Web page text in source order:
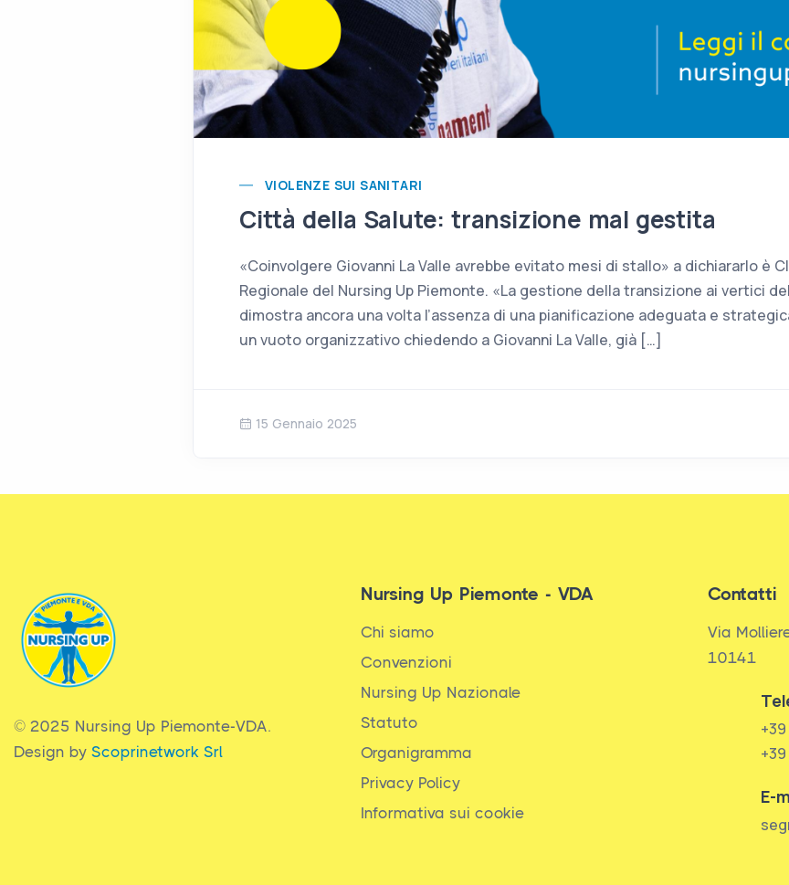
VIOLENZE SUI SANITARI
Città della Salute: transizione mal gestita
«Coinvolgere Giovanni La Valle avrebbe evitato mesi di stallo» a dichiararlo è
Regionale del Nursing Up Piemonte. «La gestione della transizione ai vertici
dimostra ancora una volta l’assenza di una pianificazione adeguata e
un vuoto organizzativo chiedendo a Giovanni La Valle, già […]
15 Gennaio 2025
© 2025 Nursing Up Piemonte-VDA.
Design by Scoprinetwork Srl
Nursing Up Piemonte - VDA
Chi siamo
Convenzioni
Nursing Up Nazionale
Statuto
Organigramma
Privacy Policy
Informativa sui cookie
Contatti
Via
10141
E-